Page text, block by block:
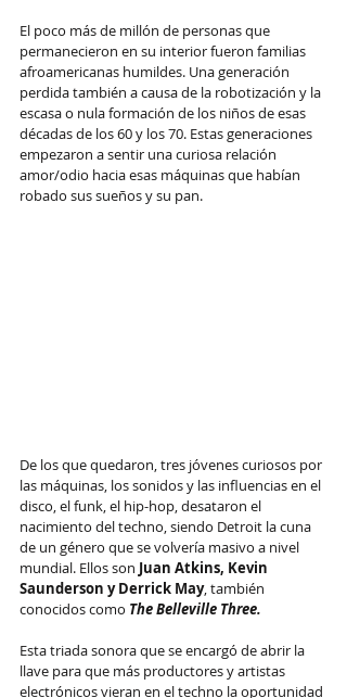
El poco más de millón de personas que
permanecieron en su interior fueron familias
afroamericanas humildes. Una generación
perdida también a causa de la robotización y la
escasa o nula formación de los niños de esas
décadas de los 60 y los 70. Estas generaciones
empezaron a sentir una curiosa relación
amor/odio hacia esas máquinas que habían
robado sus sueños y su pan.
De los que quedaron, tres jóvenes curiosos por
las máquinas, los sonidos y las influencias en el
disco, el funk, el hip-hop, desataron el
nacimiento del techno, siendo Detroit la cuna
de un género que se volvería masivo a nivel
mundial. Ellos son Juan Atkins, Kevin
Saunderson y Derrick May, también
conocidos como The Belleville Three.
Esta triada sonora que se encargó de abrir la
llave para que más productores y artistas
electrónicos vieran en el techno la oportunidad